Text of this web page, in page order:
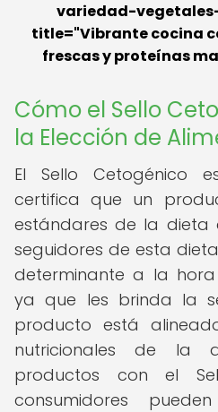
variedad-
title="Vibrante cocina
frescas y proteínas
Cómo el Sello
la Elección de
El Sello Cetogénico
certifica que un
estándares de la dieta
seguidores de esta
determinante a la
ya que les brinda la
producto está
nutricionales de la
productos con el
consumidores